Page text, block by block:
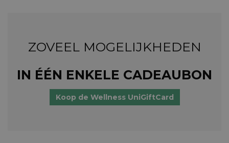
ZOVEEL MOGELIJKHEDEN
IN ÉÉN ENKELE CADEAUBON
Koop de Wellness UniGiftCard